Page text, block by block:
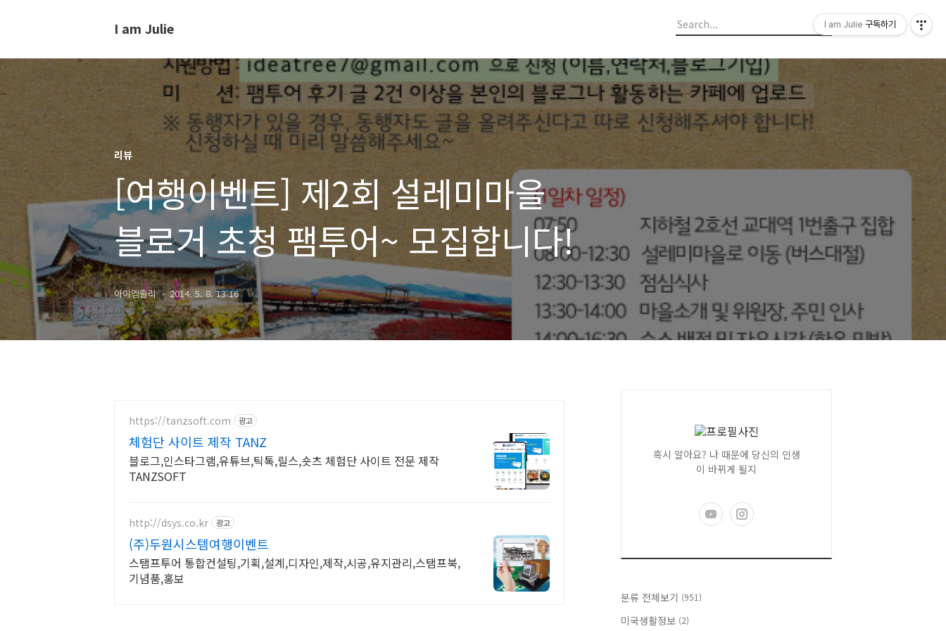
I am Julie
리뷰
[여행이벤트] 제2회 설레미마을
블로거 초청 팸투어~ 모집합니다!
아이엠줄리 2014. 5. 8. 13:16
https://tanzsoft.com 광고
체험단 사이트 제작 TANZ
블로그,인스타그램,유튜브,틱톡,릴스,숏츠 체험단 사이트 전문 제작
TANZSOFT
http://dsys.co.kr 광고
(주)두원시스템여행이벤트
스탬프투어 통합컨설팅,기획,설계,디자인,제작,시공,유지관리,스탬프북,
기념품,홍보
혹시 알아요? 나 때문에 당신의 인생
이 바뀌게 될지
분류 전체보기 (951)
미국생활정보 (2)
I am Julie 구독하기